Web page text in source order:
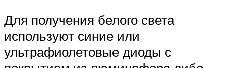
Для получения белого света
используют синие или
ультрафиолетовые диоды с